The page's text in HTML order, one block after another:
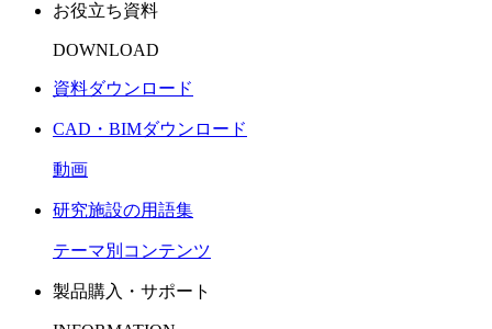
お役立ち資料
DOWNLOAD
資料ダウンロード
CAD・BIMダウンロード
動画
研究施設の用語集
テーマ別コンテンツ
製品購入・サポート